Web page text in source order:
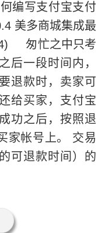
编写支付宝支付
美多商城集成最
匆忙之中只考
后一段时间内，
退款时，卖家可
给买家，支付宝
功之后，按照退
家帐号上。 交易
可退款时间）的